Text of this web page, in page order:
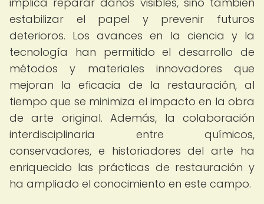
estabilizar el papel y prevenir futuros
deterioros. Los avances en la ciencia y la
tecnología han permitido el desarrollo de
métodos y materiales innovadores que
mejoran la eficacia de la restauración, al
tiempo que se minimiza el impacto en la obra
de arte original. Además, la colaboración
interdisciplinaria entre químicos,
conservadores, e historiadores del arte ha
enriquecido las prácticas de restauración y
ha ampliado el conocimiento en este campo.